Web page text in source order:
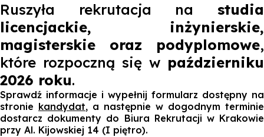
Ruszyła rekrutacja na studia
licencjackie, inżynierskie,
magisterskie oraz podyplomowe,
które rozpoczną się w październiku
2026 roku.
Sprawdź informacje i wypełnij formularz dostępny na
stronie kandydat, a następnie w dogodnym terminie
dostarcz dokumenty do Biura Rekrutacji w Krakowie
przy Al. Kijowskiej 14 (I piętro).